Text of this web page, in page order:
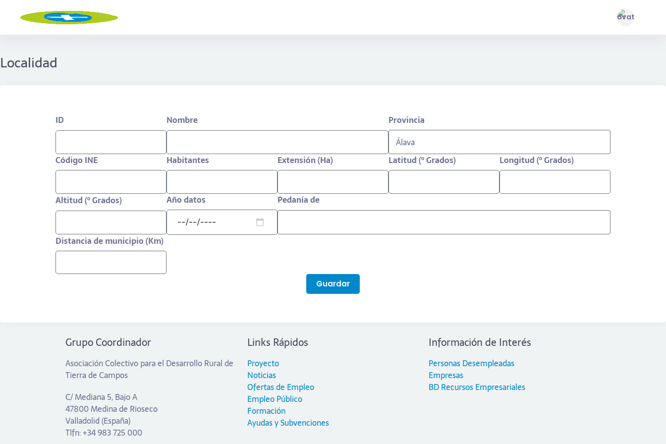
Localidad
ID Nombre Provincia
Código INE Habitantes Extensión (Ha) Latitud (º Grados) Longitud (º Grados)
Altitud (º Grados) Año datos Pedanía de
Distancia de municipio (Km)
Guardar
Grupo Coordinador
Asociación Colectivo para el Desarrollo Rural de
Tierra de Campos
C/ Mediana 5, Bajo A
47800 Medina de Rioseco
Valladolid (España)
Tlfn: +34 983 725 000
Links Rápidos
Proyecto
Noticias
Ofertas de Empleo
Empleo Público
Formación
Ayudas y Subvenciones
Información de Interés
Personas Desempleadas
Empresas
BD Recursos Empresariales